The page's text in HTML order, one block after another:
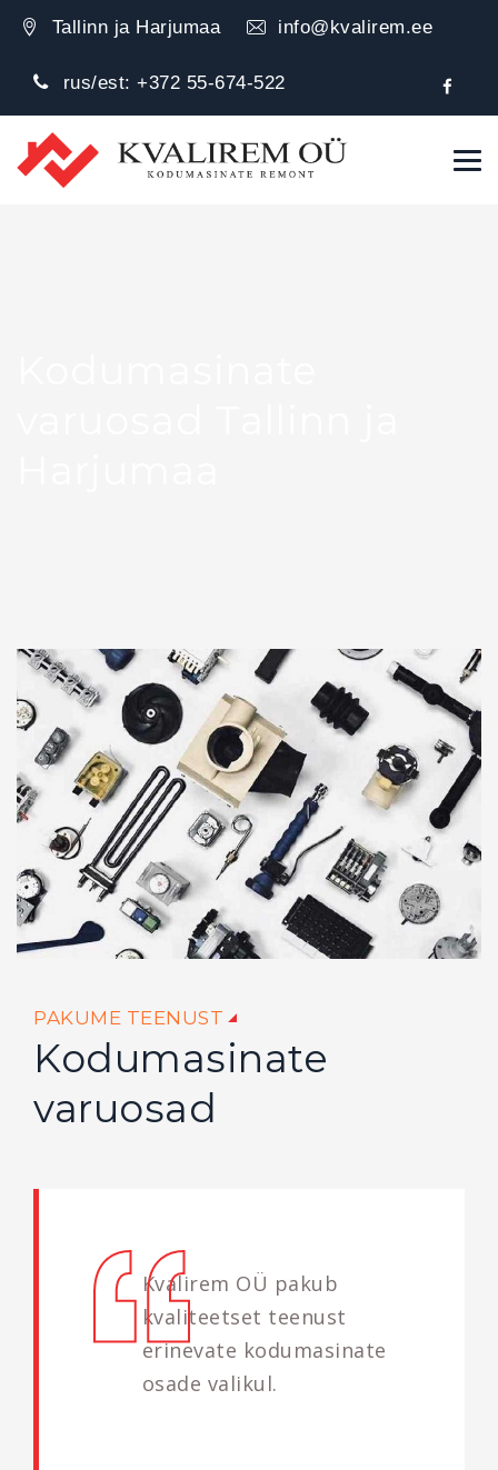
Tallinn ja Harjumaa info@kvalirem.ee
rus/est:+372 55-674-522
PAKUME TEENUST
Kodumasinate
varuosad
Kvalirem OÜ pakub
kvaliteetset teenust
erinevate kodumasinate
osade valikul.